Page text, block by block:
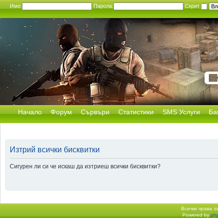
Име: Парола: Скрит
Начало Форум Сървъри Статистики SMS Услуги
Изтрий всички бисквитки
Сигурен ли си че искаш да изтриеш всички бисквитки?
Всички права
Powered by